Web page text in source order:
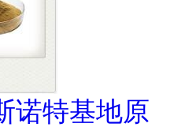
诺特基地原